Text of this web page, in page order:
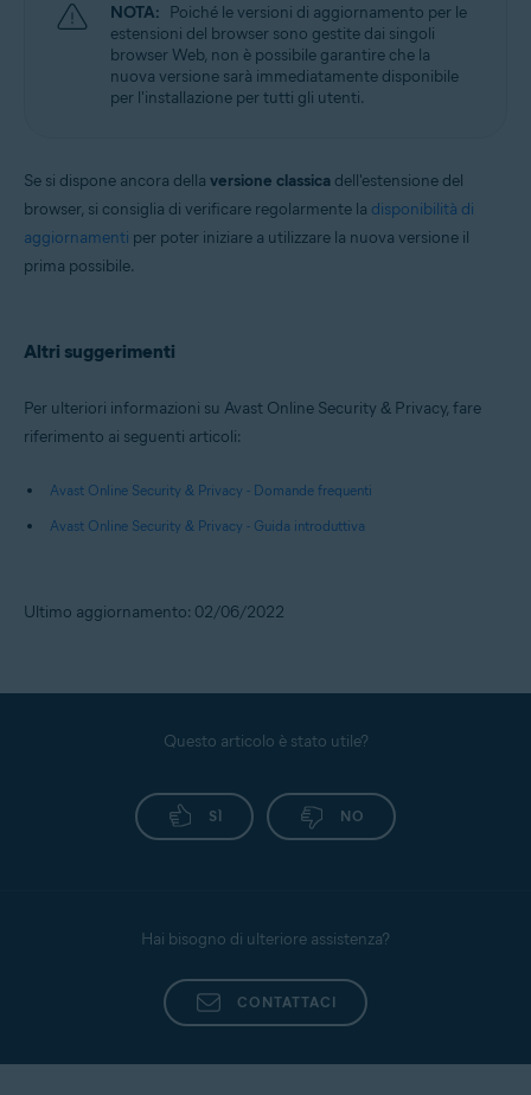
NOTA: Poiché le versioni di aggiornamento per le
estensioni del browser sono gestite dai singoli
browser Web, non è possibile garantire che la
nuova versione sarà immediatamente disponibile
per l'installazione per tutti gli utenti.
Se si dispone ancora della versione classica dell'estensione del
browser, si consiglia di verificare regolarmente la disponibilità di
aggiornamenti per poter iniziare a utilizzare la nuova versione il
prima possibile.
Altri suggerimenti
Per ulteriori informazioni su Avast Online Security & Privacy, fare
riferimento ai seguenti articoli:
Avast Online Security & Privacy - Domande frequenti
Avast Online Security & Privacy - Guida introduttiva
Ultimo aggiornamento: 02/06/2022
Questo articolo è stato utile?
SÌ NO
Hai bisogno di ulteriore assistenza?
CONTATTACI